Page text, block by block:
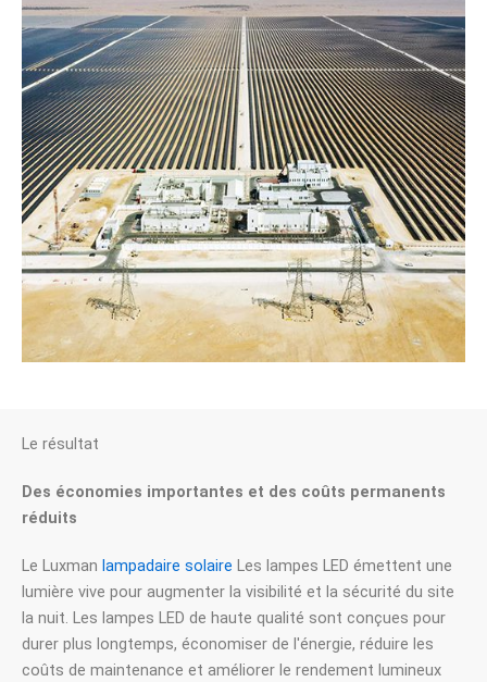
Le résultat
Des économies importantes et des coûts permanents
réduits
Le Luxman lampadaire solaire Les lampes LED émettent une
lumière vive pour augmenter la visibilité et la sécurité du site
la nuit. Les lampes LED de haute qualité sont conçues pour
durer plus longtemps, économiser de l'énergie, réduire les
coûts de maintenance et améliorer le rendement lumineux